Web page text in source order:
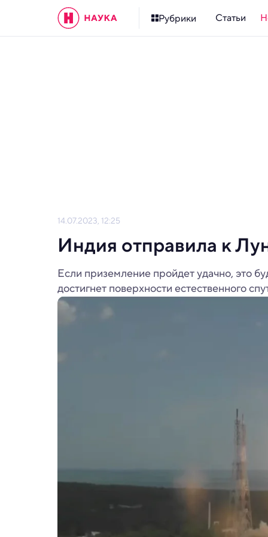
Рубрики Статьи
14.07.2023, 12:25
Индия отправила к
Если приземление пройдет удачно, это
достигнет поверхности естественного